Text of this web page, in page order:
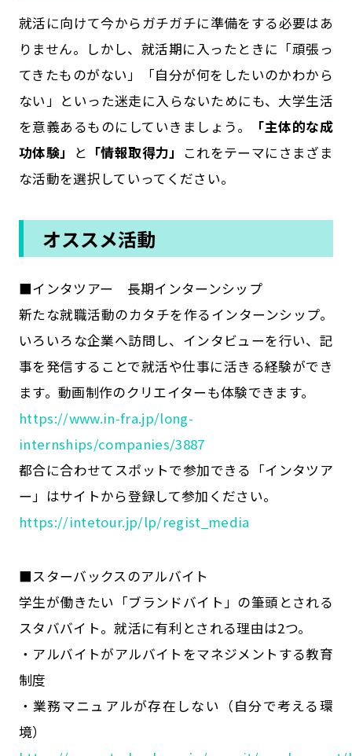
就活に向けて今からガチガチに準備をする必要はあ
りません。しかし、就活期に入ったときに「頑張っ
てきたものがない」「自分が何をしたいのかわから
ない」といった迷走に入らないためにも、大学生活
を意義あるものにしていきましょう。
「主体的な成
功体験」
と 「情報取得力」
これをテーマにさまざま
な活動を選択していってください。
オススメ活動
■インタツアー 長期インターンシップ
新たな就職活動のカタチを作るインターンシップ。
いろいろな企業へ訪問し、インタビューを行い、記
事を発信することで就活や仕事に活きる経験ができ
ます。動画制作のクリエイターも体験できます。
https://www.in-fra.jp/long-
internships/companies/3887
都合に合わせてスポットで参加できる「インタツア
ー」はサイトから登録して参加ください。
https://intetour.jp/lp/regist_media
■スターバックスのアルバイト
学生が働きたい「ブランドバイト」の筆頭とされる
スタババイト。就活に有利とされる理由は2つ。
・アルバイトがアルバイトをマネジメントする教育
制度
・業務マニュアルが存在しない（自分で考える環
境）